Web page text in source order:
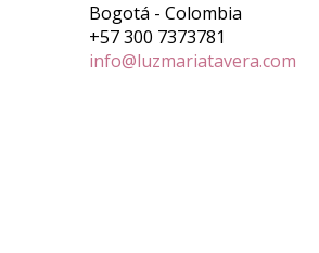
Bogotá - Colombia
+57 300 7373781
info@luzmariatavera.com